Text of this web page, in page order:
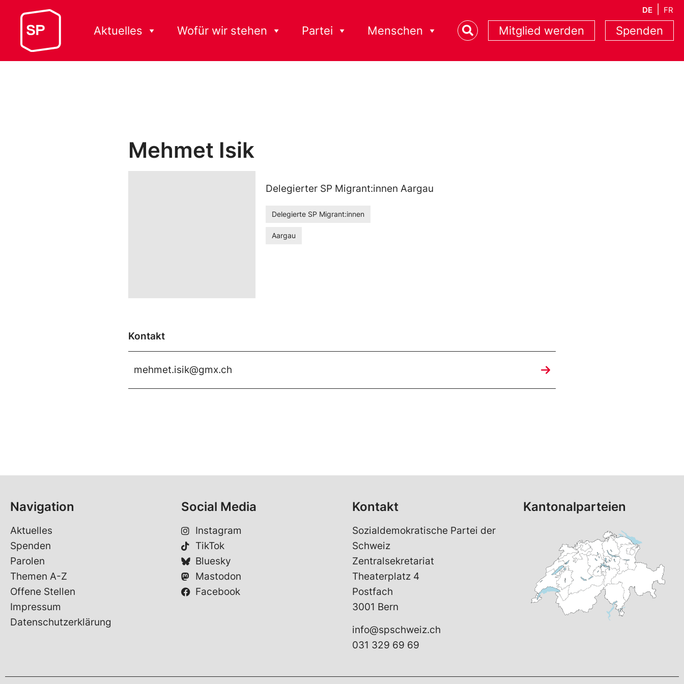
DE FR
Aktuelles Wofür wir stehen Partei Menschen Mitglied werden Spenden
Mehmet Isik
Delegierter SP Migrant:innen Aargau
Delegierte SP Migrant:innen
Aargau
Kontakt
mehmet.isik@gmx.ch
Navigation
Aktuelles
Spenden
Parolen
Themen A-Z
Offene Stellen
Impressum
Datenschutzerklärung
Social Media
Instagram
TikTok
Bluesky
Mastodon
Facebook
Kontakt
Sozialdemokratische Partei der
Schweiz
Zentralsekretariat
Theaterplatz 4
Postfach
3001 Bern
info@spschweiz.ch
031 329 69 69
Kantonalparteien